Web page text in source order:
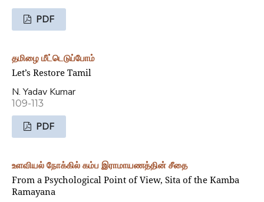
PDF
தமிழை மீட்டெடுப்போம்
Let’s Restore Tamil
N. Yadav Kumar
109-113
PDF
உளவியல் நோக்கில் கம்ப இராமாயணத்தின் சீதை
From a Psychological Point of View, Sita of the Kamba
Ramayana